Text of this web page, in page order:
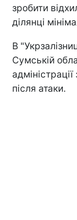
зробити
ділянці
В
Сумській
після атаки.